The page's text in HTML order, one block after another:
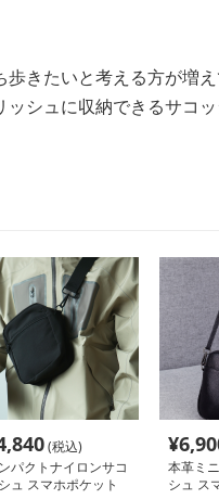
きたいと考える方が増え
シュに収納できるサコ
(税込)
パクトナイロンサコ
ュ スマホポケット
¥
本革ミ
シュ ス